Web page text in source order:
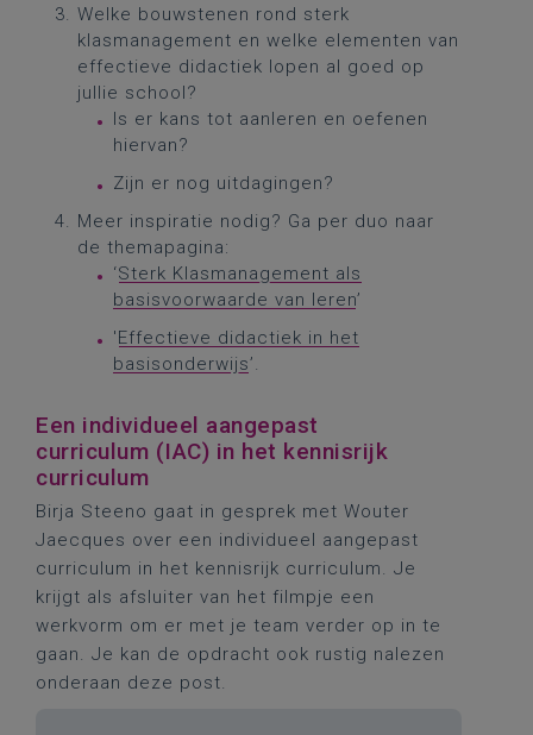
Welke bouwstenen rond sterk
klasmanagement en welke elementen van
effectieve didactiek lopen al goed op
jullie school?
Is er kans tot aanleren en oefenen
hiervan?
Zijn er nog uitdagingen?
Meer inspiratie nodig? Ga per duo naar
de themapagina:
‘Sterk Klasmanagement als
basisvoorwaarde van leren’
'Effectieve didactiek in het
basisonderwijs’.
Een individueel aangepast
curriculum (IAC) in het kennisrijk
curriculum
Birja Steeno gaat in gesprek met Wouter
Jaecques over een individueel aangepast
curriculum in het kennisrijk curriculum. Je
krijgt als afsluiter van het filmpje een
werkvorm om er met je team verder op in te
gaan. Je kan de opdracht ook rustig nalezen
onderaan deze post.